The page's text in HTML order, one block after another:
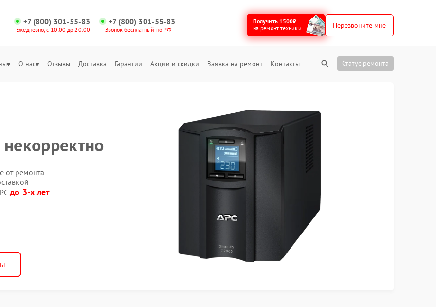
+7 (800) 301-55-83
Ежедневно, с 10:00 до 20:00
+7 (800) 301-55-83
Звонок бесплатный по РФ
Получить 1500₽
на ремонт техники
Перезвоните мне
О нас Отзывы Доставка Гарантии Акции и скидки Заявка на ремонт Контакты Статус ремонта
от ремонта
до 3-х лет